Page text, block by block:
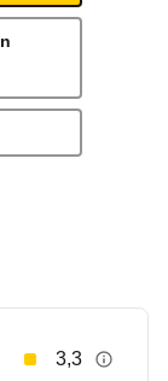
3,3